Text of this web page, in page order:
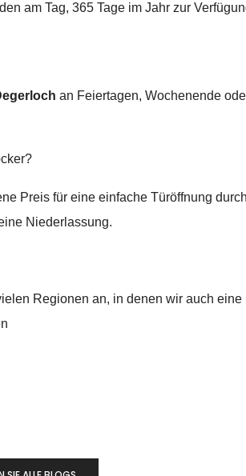
am Tag, 365 Tage im Jahr zur
an Feiertagen, Wochenende
Preis für eine einfache Türöffnung
Niederlassung.
Regionen an, in denen wir auch